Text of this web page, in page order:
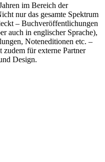
im Bereich der
nur das gesamte Spektrum
– Buchveröffentlichungen
auch in englischer Sprache),
Noteneditionen etc. –
zudem für externe Partner
Design.